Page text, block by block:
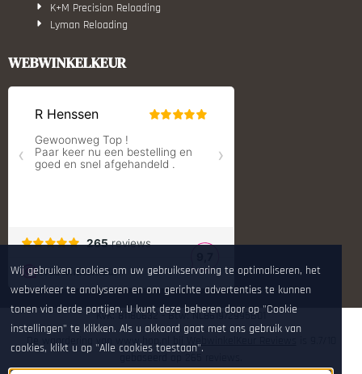
K+M Precision Reloading
Lyman Reloading
Monstrum Tactical
S.T. Dupont
Shooters Global
Shooting Technology - Reloading
Tier One Bipods
True Flite
Ugly Reloading - Derraco Enginee
Vortex Optics
Zippo
WEBWINKELKEUR
KvK: 81180632 - Btw: NL861972995B01
De waardering van www.hop.nl bij
WebwinkelKeur Reviews
Wij gebruiken cookies om uw gebruikservaring te optimaliseren, het
webverkeer te analyseren en om gerichte advertenties te kunnen
tonen via derde partijen. U kunt deze beheren door op "Cookie
instellingen" te klikken. Als u akkoord gaat met ons gebruik van
cookies, klikt u op "Alle cookies toestaan".